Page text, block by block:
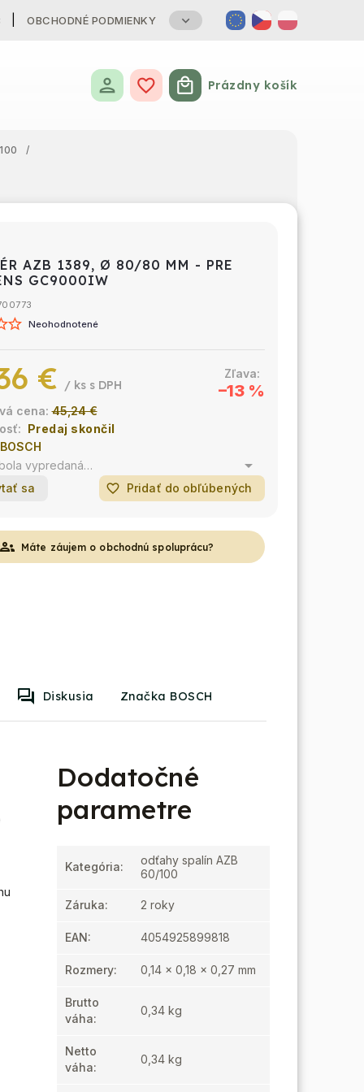
OBCHODNÉ PODMIENKY
Nákupný košík
Prázdny košík
/
AZB 1389, Ø 80/80 MM - PRE
GC9000IW
Neohodnotené
BOSCH
45,24 €
–13 %
€ / ks
Predaj skončil
vypredaná…
sa
favorite_border Pridať do obľúbených
Máte záujem o obchodnú spoluprácu?
Diskusia Značka BOSCH
Dodatočné
parametre
Kategória:
odťahy spalín AZB
60/100
Záruka: 2 roky
EAN: 4054925899818
Rozmery: 0,14 x 0,18 x 0,27 mm
Brutto
váha:
0,34 kg
Netto
váha:
0,34 kg